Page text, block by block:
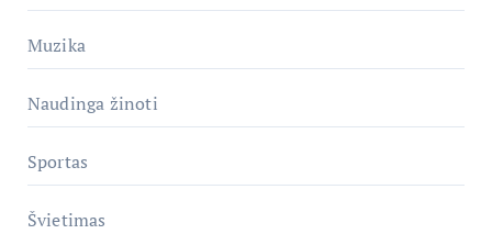
Muzika
Naudinga žinoti
Sportas
Švietimas